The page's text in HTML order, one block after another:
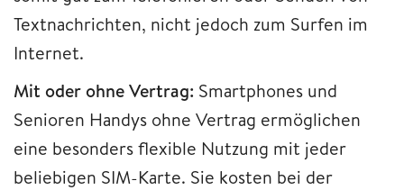
Textnachrichten, nicht jedoch zum Surfen im
Internet.
Mit oder ohne Vertrag: Smartphones und
Senioren Handys ohne Vertrag ermöglichen
eine besonders flexible Nutzung mit jeder
beliebigen SIM-Karte. Sie kosten bei der